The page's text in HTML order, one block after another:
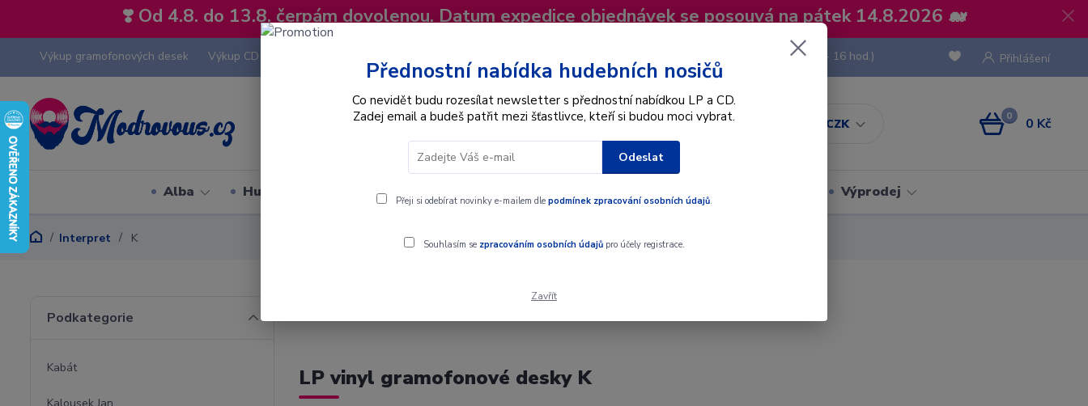
❣️ Od 4.8. do 13.8. čerpám dovolenou. Datum expedice objednávek se posouvá na pátek 14.8.2026 🐋
Výkup gramofonových desek Výkup CD
CZK
Přihlášení
Hledat
(Po-Pá, 8 - 16 hod.)
0 0 Kč
Alba Hudební styly Interpret Dárkové poukazy Výprodej
Interpret K
LP vinyl gramofonové desky K
Podkategorie
Kabát
Přednostní nabídka hudebních nosičů
Co nevidět budu rozesílat newsletter s přednostní nabídkou LP a CD.
Zadej email a budeš patřit mezi šťastlivce, kteří si budou moci vybrat.
Odeslat
Přeji si odebírat novinky e-mailem dle podmínek zpracování osobních údajů.
Souhlasím se zpracováním osobních údajůpro účely registrace.
Zavřít